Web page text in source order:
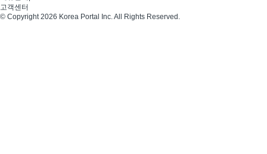
고객센터
© Copyright 2026 Korea Portal Inc. All Rights Reserved.